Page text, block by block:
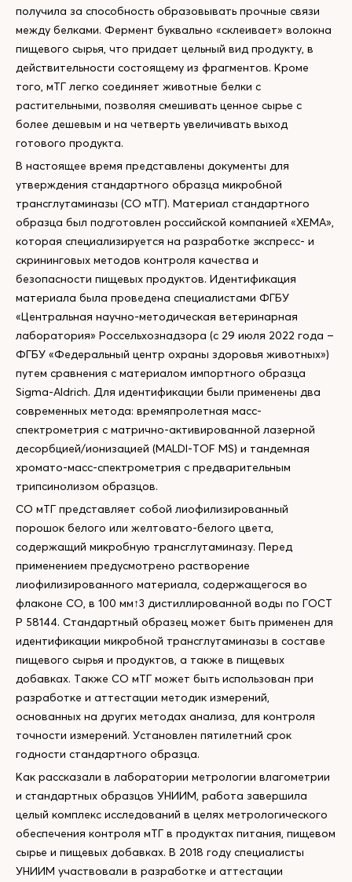
получила за способность образовывать прочные связи
между белками. Фермент буквально «склеивает» волокна
пищевого сырья, что придает цельный вид продукту, в
действительности состоящему из фрагментов. Кроме
того, мТГ легко соединяет животные белки с
растительными, позволяя смешивать ценное сырье с
более дешевым и на четверть увеличивать выход
готового продукта.
В настоящее время представлены документы для
утверждения стандартного образца микробной
трансглутаминазы (СО мТГ). Материал стандартного
образца был подготовлен российской компанией «ХЕМА»,
которая специализируется на разработке экспресс- и
скрининговых методов контроля качества и
безопасности пищевых продуктов. Идентификация
материала была проведена специалистами ФГБУ
«Центральная научно-методическая ветеринарная
лаборатория» Россельхознадзора (c 29 июля 2022 года –
ФГБУ «Федеральный центр охраны здоровья животных»)
путем сравнения с материалом импортного образца
Sigma-Aldrich. Для идентификации были применены два
современных метода: времяпролетная масс-
спектрометрия с матрично-активированной лазерной
десорбцией/ионизацией (MALDI-TОF MS) и тандемная
хромато-масс-спектрометрия с предварительным
трипсинолизом образцов.
СО мТГ представляет собой лиофилизированный
порошок белого или желтовато-белого цвета,
содержащий микробную трансглутаминазу. Перед
применением предусмотрено растворение
лиофилизированного материала, содержащегося во
флаконе СО, в 100 мм↑3 дистиллированной воды по ГОСТ
Р 58144. Стандартный образец может быть применен для
идентификации микробной трансглутаминазы в составе
пищевого сырья и продуктов, а также в пищевых
добавках. Также СО мТГ может быть использован при
разработке и аттестации методик измерений,
основанных на других методах анализа, для контроля
точности измерений. Установлен пятилетний срок
годности стандартного образца.
Как рассказали в лаборатории метрологии влагометрии
и стандартных образцов УНИИМ, работа завершила
целый комплекс исследований в целях метрологического
обеспечения контроля мТГ в продуктах питания, пищевом
сырье и пищевых добавках. В 2018 году специалисты
УНИИМ участвовали в разработке и аттестации